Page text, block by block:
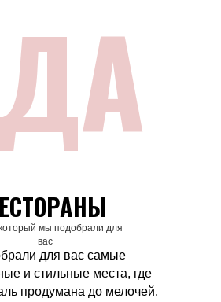
для вас самые
и стильные места, где
продумана до мелочей.
мы подобрали для
вас